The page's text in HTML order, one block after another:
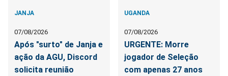
JANJA
07/08/2026
Após "surto" de Janja e
ação da AGU, Discord
solicita reunião
UGANDA
07/08/2026
URGENTE: Morre
jogador de Seleção
com apenas 27 anos